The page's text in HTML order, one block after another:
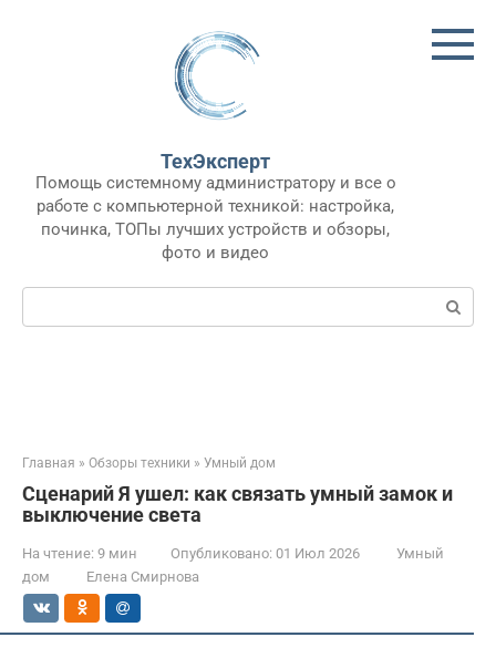
ТехЭксперт
Помощь системному администратору и все о
работе с компьютерной техникой: настройка,
починка, ТОПы лучших устройств и обзоры,
фото и видео
Поиск:
Главная » Обзоры техники » Умный дом
Сценарий Я ушел: как связать умный замок и
выключение света
На чтение: 9 мин Опубликовано: 01 Июл 2026
Умный
дом
Елена Смирнова